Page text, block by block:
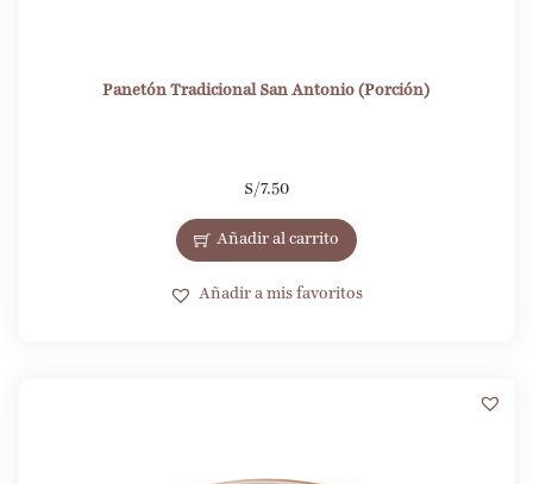
Panetón Tradicional San Antonio (Porción)
S/7.50
Añadir al carrito
Añadir a mis favoritos